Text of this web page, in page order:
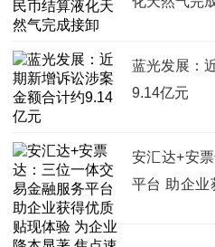
蓝光发展：
9.14亿元
安汇达+安
平台 助企业